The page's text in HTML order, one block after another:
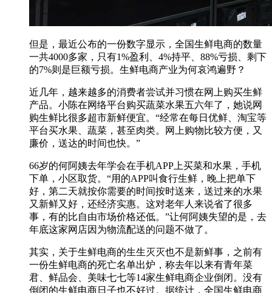
但是，最近公布的一份数字显示，全国生鲜电商的数量
一共4000多家，只有1%盈利、4%持平、88%亏损、剩下
的7%则是巨额亏损。生鲜电商产业为何哀鸿遍野？
近几年，越来越多的消费者尝试并习惯在网上购买生鲜
产品。小陈在网络平台购买蔬菜水果五六年了，她说网
购生鲜比很多超市新鲜便宜。“经常在每日优鲜、淘宝等
平台买水果、蔬菜，甚至肉类。网上购物比较方便，又
廉价，送达的时间也快。”
66岁的何阿姨去年学会在手机APP上买菜和水果，手机
下单，小区取货。“用的APP叫食行生鲜，晚上把单下
好，第二天就按你需要的时间按时送来，送过来的水果
又新鲜又好，还经济实惠。这对老年人来说省了很多
事，有的比自由市场价格还低。”让何阿姨失望的是，去
年底这家网店因为物流配送的问题不做了。
其实，关于生鲜电商的生生灭灭也不是新鲜事，之前有
一份生鲜电商的死亡名单出炉，称去年以来有青年菜
君、鲜品会、美味七七等14家生鲜电商企业倒闭。没有
倒闭的生鲜电商日子也不好过。据统计，全国生鲜电商